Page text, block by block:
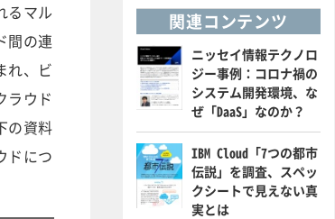
るマル
間の連
れ、ビ
ラウド
の資料
ドにつ
関連コンテンツ
ニッセイ情報テクノロ
ジー事例：コロナ禍の
システム開発環境、な
ぜ「DaaS」なのか？
IBM Cloud「7つの都市
伝説」を調査、スペッ
クシートで見えない真
実とは